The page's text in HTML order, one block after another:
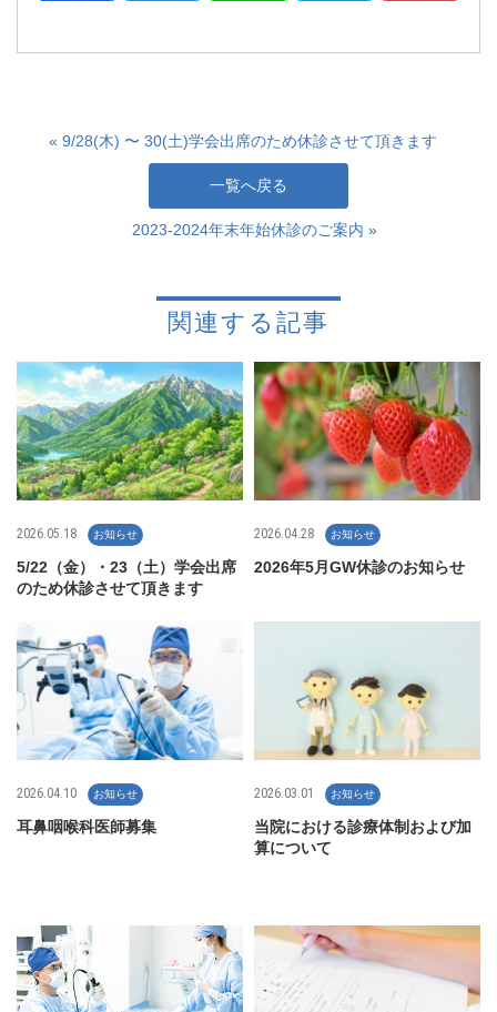
« 9/28(木) 〜 30(土)学会出席のため休診させて頂きます
一覧へ戻る
2023-2024年末年始休診のご案内 »
関連する記事
2026.05.18 お知らせ
5/22（金）・23（土）学会出席
のため休診させて頂きます
2026.04.28 お知らせ
2026年5月GW休診のお知らせ
2026.04.10 お知らせ
耳鼻咽喉科医師募集
2026.03.01 お知らせ
当院における診療体制および加
算について